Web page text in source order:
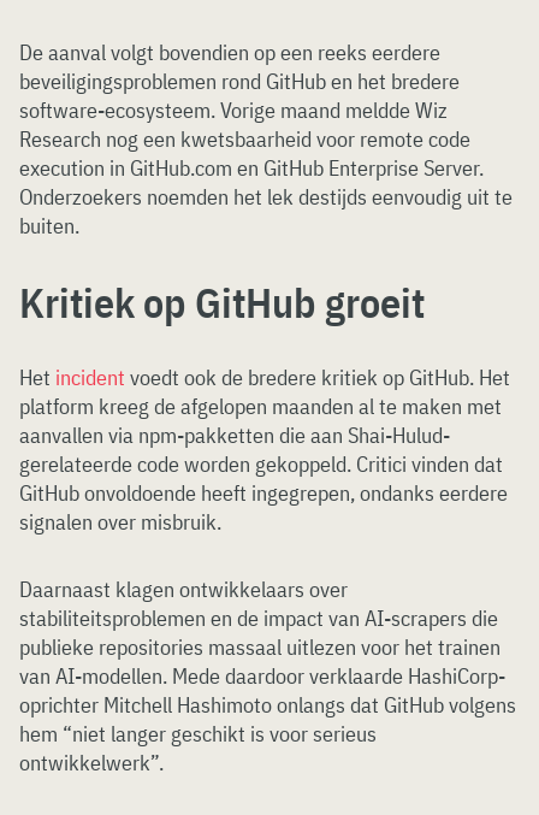
De aanval volgt bovendien op een reeks eerdere
beveiligingsproblemen rond GitHub en het bredere
software-ecosysteem. Vorige maand meldde Wiz
Research nog een kwetsbaarheid voor remote code
execution in GitHub.com en GitHub Enterprise Server.
Onderzoekers noemden het lek destijds eenvoudig uit te
buiten.
Kritiek op GitHub groeit
Het incident voedt ook de bredere kritiek op GitHub. Het
platform kreeg de afgelopen maanden al te maken met
aanvallen via npm-pakketten die aan Shai-Hulud-
gerelateerde code worden gekoppeld. Critici vinden dat
GitHub onvoldoende heeft ingegrepen, ondanks eerdere
signalen over misbruik.
Daarnaast klagen ontwikkelaars over
stabiliteitsproblemen en de impact van AI-scrapers die
publieke repositories massaal uitlezen voor het trainen
van AI-modellen. Mede daardoor verklaarde HashiCorp-
oprichter Mitchell Hashimoto onlangs dat GitHub volgens
hem “niet langer geschikt is voor serieus
ontwikkelwerk”.